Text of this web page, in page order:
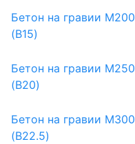
Бетон на гравии М200
(B15)
Бетон на гравии М250
(B20)
Бетон на гравии М300
(B22.5)